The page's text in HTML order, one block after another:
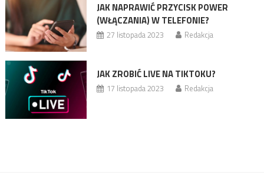
JAK NAPRAWIĆ PRZYCISK POWER
(WŁĄCZANIA) W TELEFONIE?
27 listopada 2023 Redakcja
JAK ZROBIĆ LIVE NA TIKTOKU?
17 listopada 2023 Redakcja